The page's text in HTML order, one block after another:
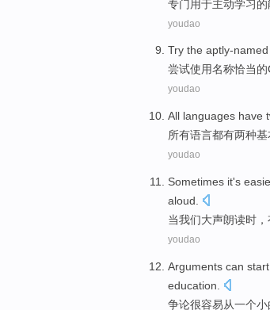
专门 用于主动学习 的
youdao
Try the aptly-named
尝试使用名称恰当的
youdao
All languages have
所有语言都有两种基
youdao
Sometimes it's
aloud
当我们大声朗读时，
youdao
Arguments can start
education
争论很容易从一个小